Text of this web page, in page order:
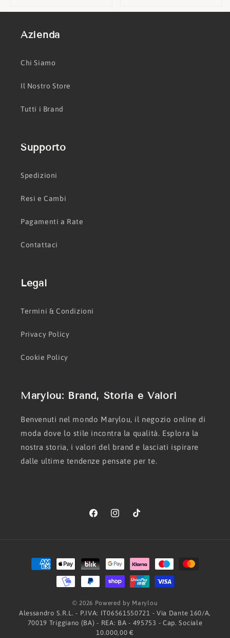
e
Azienda
Chi Siamo
Il Nostro Store
Tutti i Brand
Supporto
Spedizioni
Resi e Cambi
Pagamenti a Rate
Contattaci
Legal
Termini & Condizioni
Privacy Policy
Cookie Policy
Marylou: Brand, Storia e Valori
Benvenuti nel mondo Marylou, il negozio online di
moda dove lo stile incontra la qualità. Esplora la
nostra storia, i valori del brand e lasciati ispirare
dalle ultime tendenze pensate per te.
FacebookInstagramTikTok
Metodi
di
pagamento
© 2026 Powered by Marylou
Alessandro S.R.L. - P.IVA: IT06561550721 - Via Dante 160/A,
70019 Triggiano (BA) - REA: BA - 495753 - Cap. Sociale
10.000,00 €